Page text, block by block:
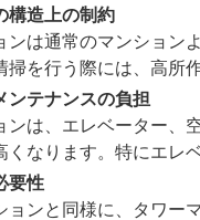
構造上の制約
ンは通常のマンション
掃を行う際には、高所
ンテナンスの負担
ンは、エレベーター、
くなります。特にエレ
要性
ョンと同様に、タワー